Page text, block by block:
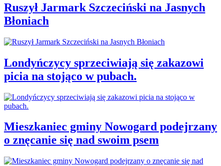
Ruszył Jarmark Szczeciński na Jasnych
Błoniach
Londyńczycy sprzeciwiają się zakazowi
picia na stojąco w pubach.
Mieszkaniec gminy Nowogard podejrzany
o znęcanie się nad swoim psem